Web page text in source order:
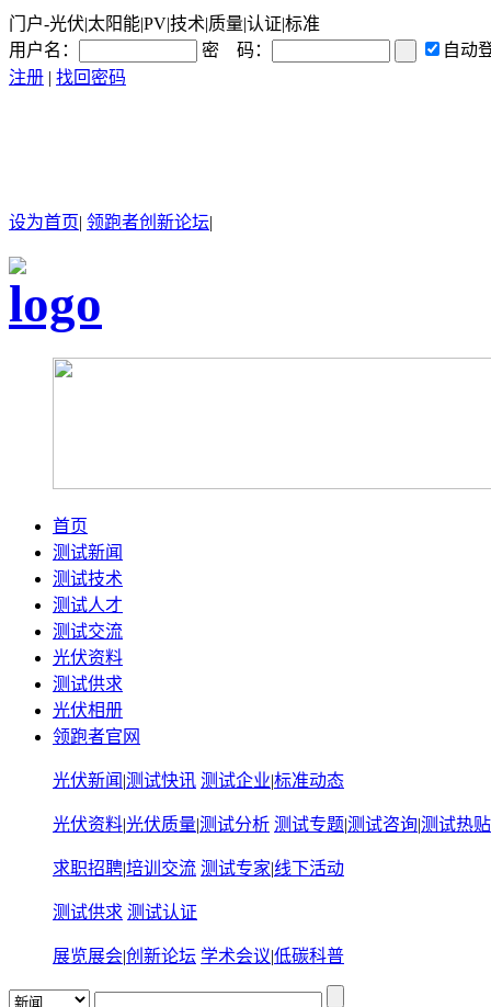
门户-光伏|太阳能|PV|技术|质量|认证|标准
用户名：
密 码：
自动
注册 | 找回密码
设为首页| 领跑者创新论坛|
首页
测试新闻
测试技术
测试人才
测试交流
光伏资料
测试供求
光伏相册
领跑者官网
光伏新闻 |测试快讯 测试企业|标准动态
光伏资料|光伏质量|测试分析 测试专题|测试咨询|测试热贴
求职招聘|培训交流 测试专家|线下活动
测试供求 测试认证
展览展会|创新论坛 学术会议|低碳科普